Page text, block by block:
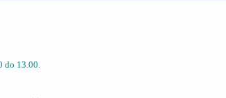
do 13.00.